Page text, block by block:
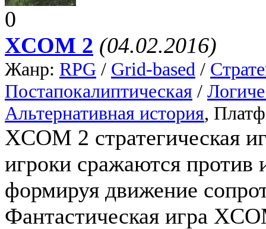
0
XCOM 2 (04.02.2016)
Жанр: RPG / Grid-based /
Постапокалиптическая /
Альтернативная история,
XCOM 2 стратегическая
игроки сражаются против
формируя движение
Фантастическая игра